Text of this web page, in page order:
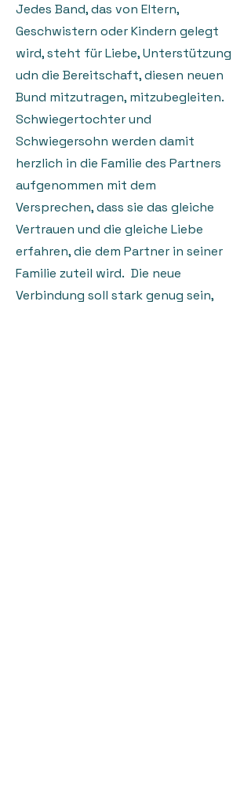
Jedes Band, das von Eltern,
Geschwistern oder Kindern gelegt
wird, steht für Liebe, Unterstützung
udn die Bereitschaft, diesen neuen
Bund mitzutragen, mitzubegleiten.
Schwiegertochter und
Schwiegersohn werden damit
herzlich in die Familie des Partners
aufgenommen mit dem
Versprechen, dass sie das gleiche
Vertrauen und die gleiche Liebe
erfahren, die dem Partner in seiner
Familie zuteil wird. Die neue
Verbindung soll stark genug sein,